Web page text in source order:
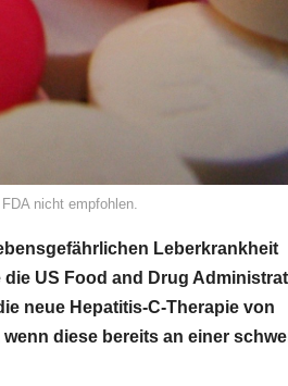
nicht empfohlen.
Leberkrankheit
die US Food and Drug
neue Hepatitis-C-Therapie von
diese bereits an einer